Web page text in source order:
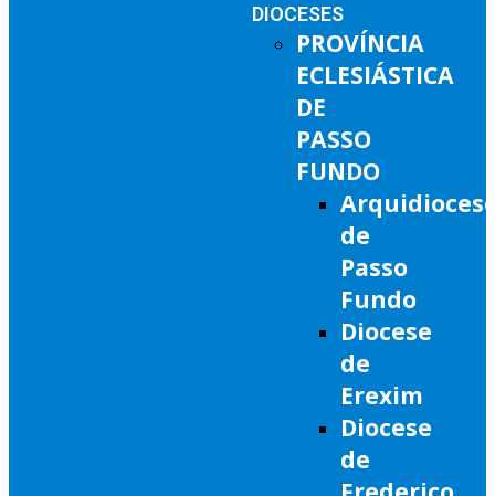
DIOCESES
PROVÍNCIA
ECLESIÁSTICA
DE
PASSO
FUNDO
de
Passo
Fundo
Diocese
de
Erexim
Diocese
de